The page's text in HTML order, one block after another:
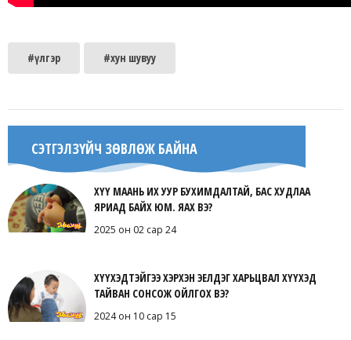
#үлгэр #хун шувуу
СЭТГЭЛЗҮЙЧ ЗӨВЛӨЖ БАЙНА
ХҮҮ МААНЬ ИХ УУР БУХИМДАЛТАЙ, БАС ХУДЛАА
ЯРИАД БАЙХ ЮМ. ЯАХ ВЭ?
2025 он 02 сар 24
ХҮҮХЭДТЭЙГЭЭ ХЭРХЭН ЭЕЛДЭГ ХАРЬЦВАЛ ХҮҮХЭД
ТАЙВАН СОНСОЖ ОЙЛГОХ ВЭ?
2024 он 10 сар 15